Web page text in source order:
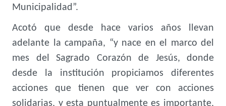
Municipalidad”.
Acotó que desde hace varios años llevan
adelante la campaña, “y nace en el marco del
mes del Sagrado Corazón de Jesús, donde
desde la institución propiciamos diferentes
acciones que tienen que ver con acciones
solidarias, y esta puntualmente es importante,